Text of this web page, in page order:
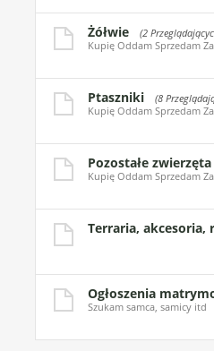
Żółwie
(2
Kupię Oddam Sprzedam
Ptaszniki
(8
Kupię Oddam Sprzedam
Pozostałe zwierzęta
Kupię Oddam Sprzedam
Terraria, akcesoria,
Ogłoszenia
Szukam samca, samicy itd